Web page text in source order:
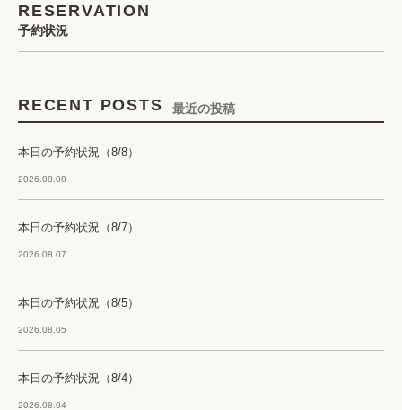
RESERVATION
予約状況
RECENT POSTS 最近の投稿
本日の予約状況（8/8）
2026.08.08
本日の予約状況（8/7）
2026.08.07
本日の予約状況（8/5）
2026.08.05
本日の予約状況（8/4）
2026.08.04